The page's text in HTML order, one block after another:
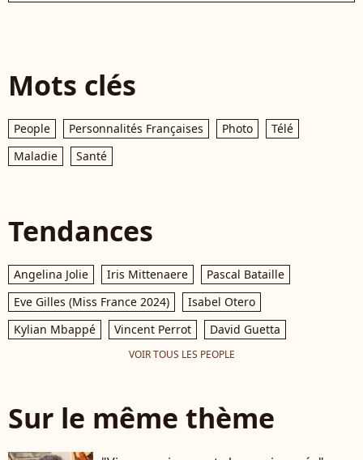
Mots clés
People Personnalités Françaises Photo
Télé
Maladie
Santé
Tendances
Angelina Jolie Iris Mittenaere
Pascal Bataille
Eve Gilles (Miss France 2024)
Isabel Otero
Kylian Mbappé
Vincent Perrot David Guetta
VOIR TOUS LES PEOPLE
Sur le même thème